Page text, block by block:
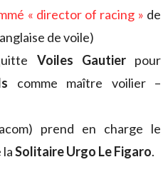
« director of racing » de
de voile)
Voiles Gautierpour
comme maître voilier –
prend en charge le
laSolitaire Urgo Le Figaro.